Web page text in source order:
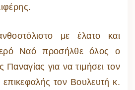
με έλατο και
Ναό προσήλθε όλος ο
για να τιμήσει τον
τον Βουλευτή κ.